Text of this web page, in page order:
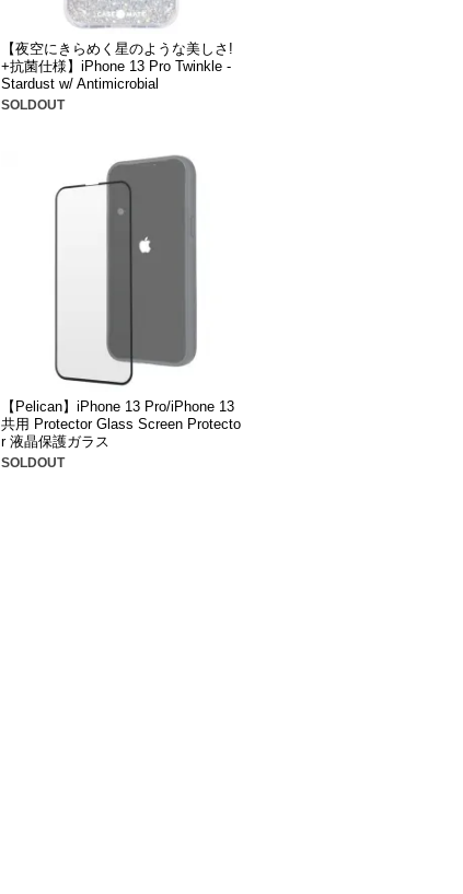
【夜空にきらめく星のような美しさ!
+抗菌仕様】iPhone 13 Pro Twinkle -
Stardust w/ Antimicrobial
SOLDOUT
【Pelican】iPhone 13 Pro/iPhone 13
共用 Protector Glass Screen Protecto
r 液晶保護ガラス
SOLDOUT